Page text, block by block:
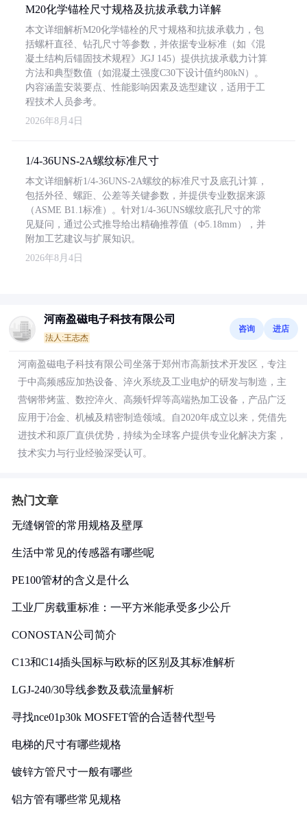
M20化学锚栓尺寸规格及抗拔承载力详解
本文详细解析M20化学锚栓的尺寸规格和抗拔承载力，包
括螺杆直径、钻孔尺寸等参数，并依据专业标准（如《混
凝土结构后锚固技术规程》JGJ 145）提供抗拔承载力计算
方法和典型数值（如混凝土强度C30下设计值约80kN）。
内容涵盖安装要点、性能影响因素及选型建议，适用于工
程技术人员参考。
2026年8月4日
1/4-36UNS-2A螺纹标准尺寸
本文详细解析1/4-36UNS-2A螺纹的标准尺寸及底孔计算，
包括外径、螺距、公差等关键参数，并提供专业数据来源
（ASME B1.1标准）。针对1/4-36UNS螺纹底孔尺寸的常
见疑问，通过公式推导给出精确推荐值（Φ5.18mm），并
附加工艺建议与扩展知识。
2026年8月4日
河南盈磁电子科技有限公司
法人:王志杰
咨询 进店
河南盈磁电子科技有限公司坐落于郑州市高新技术开发区，专注
于中高频感应加热设备、淬火系统及工业电炉的研发与制造，主
营钢带烤蓝、数控淬火、高频钎焊等高端热加工设备，产品广泛
应用于冶金、机械及精密制造领域。自2020年成立以来，凭借先
进技术和原厂直供优势，持续为全球客户提供专业化解决方案，
技术实力与行业经验深受认可。
热门文章
无缝钢管的常用规格及壁厚
生活中常见的传感器有哪些呢
PE100管材的含义是什么
工业厂房载重标准：一平方米能承受多少公斤
CONOSTAN公司简介
C13和C14插头国标与欧标的区别及其标准解析
LGJ-240/30导线参数及载流量解析
寻找nce01p30k MOSFET管的合适替代型号
电梯的尺寸有哪些规格
镀锌方管尺寸一般有哪些
铝方管有哪些常见规格